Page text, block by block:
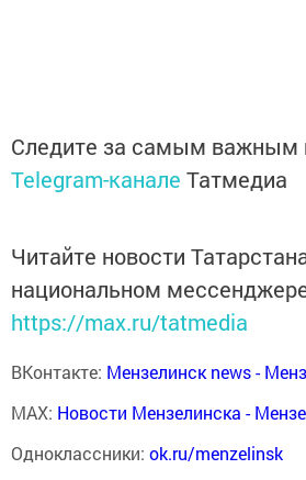
Следите за самым важным
Telegram-канале Татмедиа
Читайте новости
национальном
https://max.ru/tatmedia
ВКонтакте: Мензелинск news -
MAX: Новости Мензелинска -
Одноклассники: ok.ru/menzelinsk